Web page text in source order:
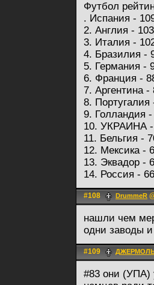
Футбол
. Испания -
2. Англия -
3. Италия -
4. Бразилия -
5. Германия -
6. Франция -
7. Аргентина -
8. Португалия
9. Голландия
10. УКРАИНА -
11. Бельгия -
12. Мексика -
13. Эквадор -
14. Россия -
#108 DrummeR
нашли чем
одни заводы и
#109
#83 они (УПА)